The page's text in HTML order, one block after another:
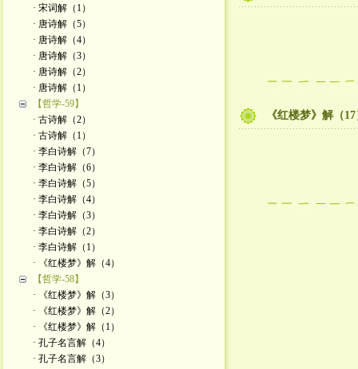
· 宋词解（1）
· 唐诗解（5）
· 唐诗解（4）
· 唐诗解（3）
· 唐诗解（2）
· 唐诗解（1）
【哲学-59】
· 古诗解（2）
· 古诗解（1）
· 李白诗解（7）
· 李白诗解（6）
· 李白诗解（5）
· 李白诗解（4）
· 李白诗解（3）
· 李白诗解（2）
· 李白诗解（1）
· 《红楼梦》解（4）
【哲学-58】
· 《红楼梦》解（3）
· 《红楼梦》解（2）
· 《红楼梦》解（1）
· 孔子名言解（4）
· 孔子名言解（3）
《红楼梦》解（